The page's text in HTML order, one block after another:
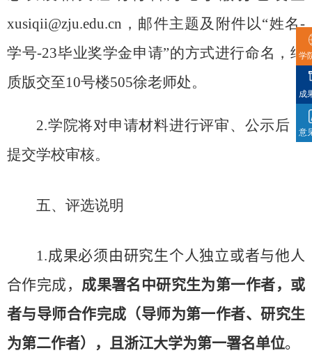
xusiqii@zju.edu.cn ，邮件主题及附件以“姓名-
学号-23毕业奖学金申请”的方式进行命名，纸
质版交至10号楼505徐老师处。
2.学院将对申请材料进行评审、公示后，
提交学校审核。
五、评选说明
1.成果必须由研究生个人独立或者与他人
合作完成， 成果署名中研究生为第一作者，或
者与导师合作完成（导师为第一作者、研究生
为第二作者），且浙江大学为第一署名单位。
学
成
意